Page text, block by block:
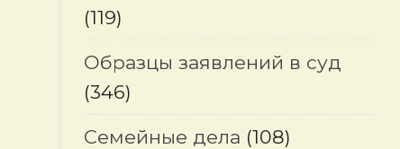
(119)
Образцы заявлений в суд
(346)
Семейные дела (108)